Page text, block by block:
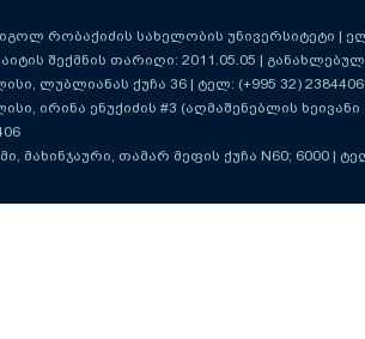
რობაქიძის სახელობის უნივერსიტეტი |
შექმნის თარიღი: 2011.05.05 |
ლუბლიანას ქუჩა 36 | ტელ: (+995 32)
ირინა ენუქიძის #3 (აღმაშენებლის ხეივანი
მახინჯაური, თამარ მეფის ქუჩა N60; 6000 |